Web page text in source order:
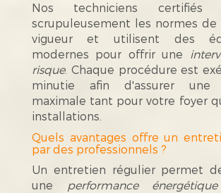
Nos techniciens certifiés
scrupuleusement les normes de
vigueur et utilisent des
modernes pour offrir une
risque. Chaque procédure est
minutie afin d'assurer une
maximale tant pour votre foyer
installations.
Quels avantages offre un
par des professionnels ?
Un entretien régulier permet
une
performance énergétique